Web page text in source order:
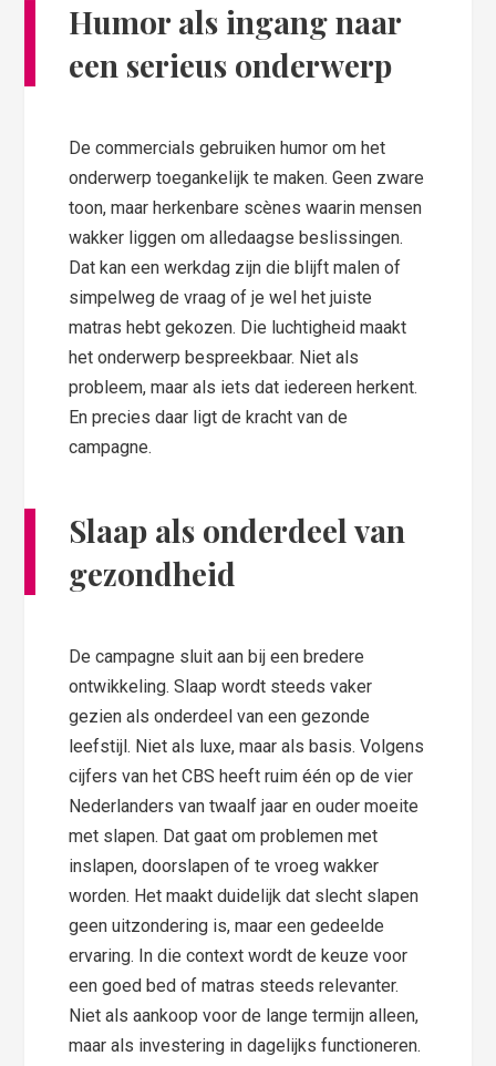
Humor als ingang naar
een serieus onderwerp
De commercials gebruiken humor om het
onderwerp toegankelijk te maken. Geen zware
toon, maar herkenbare scènes waarin mensen
wakker liggen om alledaagse beslissingen.
Dat kan een werkdag zijn die blijft malen of
simpelweg de vraag of je wel het juiste
matras hebt gekozen. Die luchtigheid maakt
het onderwerp bespreekbaar. Niet als
probleem, maar als iets dat iedereen herkent.
En precies daar ligt de kracht van de
campagne.
Slaap als onderdeel van
gezondheid
De campagne sluit aan bij een bredere
ontwikkeling. Slaap wordt steeds vaker
gezien als onderdeel van een gezonde
leefstijl. Niet als luxe, maar als basis. Volgens
cijfers van het CBS heeft ruim één op de vier
Nederlanders van twaalf jaar en ouder moeite
met slapen. Dat gaat om problemen met
inslapen, doorslapen of te vroeg wakker
worden. Het maakt duidelijk dat slecht slapen
geen uitzondering is, maar een gedeelde
ervaring. In die context wordt de keuze voor
een goed bed of matras steeds relevanter.
Niet als aankoop voor de lange termijn alleen,
maar als investering in dagelijks functioneren.